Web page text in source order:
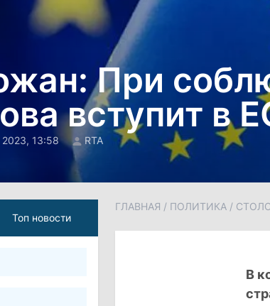
При
вступит в
2023, 13:58 RTA
Топ новости
ГЛАВНАЯ / ПОЛИТИКА /
В